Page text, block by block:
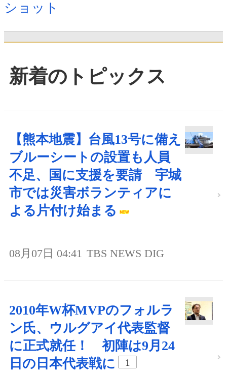
ショット
新着のトピックス
【熊本地震】台風13号に備え
ブルーシートの設置も人員
不足、国に支援を要請 宇城
市では災害ボランティアに
よる片付け始まる
08月07日 04:41 TBS NEWS DIG
2010年W杯MVPのフォルラ
ン氏、ウルグアイ代表監督
に正式就任！ 初陣は9月24
日の日本代表戦に
1